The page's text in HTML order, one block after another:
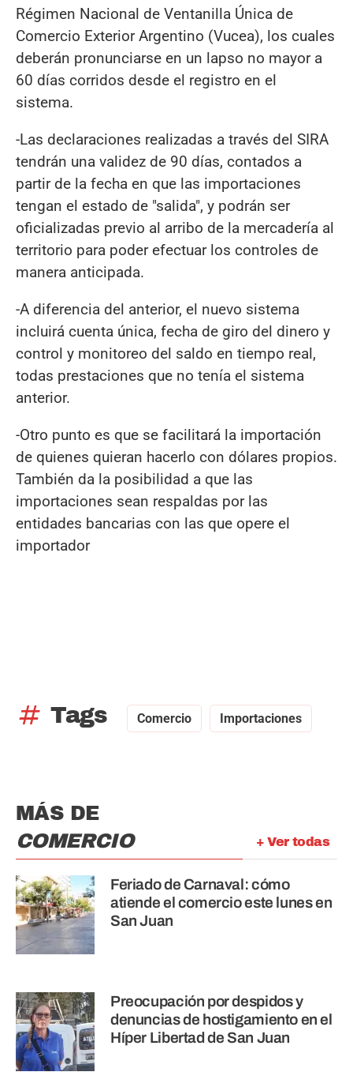
Régimen Nacional de Ventanilla Única de
Comercio Exterior Argentino (Vucea), los cuales
deberán pronunciarse en un lapso no mayor a
60 días corridos desde el registro en el
sistema.
-Las declaraciones realizadas a través del SIRA
tendrán una validez de 90 días, contados a
partir de la fecha en que las importaciones
tengan el estado de "salida", y podrán ser
oficializadas previo al arribo de la mercadería al
territorio para poder efectuar los controles de
manera anticipada.
-A diferencia del anterior, el nuevo sistema
incluirá cuenta única, fecha de giro del dinero y
control y monitoreo del saldo en tiempo real,
todas prestaciones que no tenía el sistema
anterior.
-Otro punto es que se facilitará la importación
de quienes quieran hacerlo con dólares propios.
También da la posibilidad a que las
importaciones sean respaldas por las
entidades bancarias con las que opere el
importador
tag Tags Comercio Importaciones
+ Ver todas
MÁS DE
COMERCIO
Feriado de Carnaval: cómo
atiende el comercio este lunes en
San Juan
Preocupación por despidos y
denuncias de hostigamiento en el
Híper Libertad de San Juan